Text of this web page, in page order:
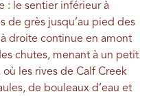
: le sentier inférieur à
de grès jusqu’au pied des
droite continue en amont
chutes, menant à un petit
les rives de Calf Creek
de bouleaux d’eau et